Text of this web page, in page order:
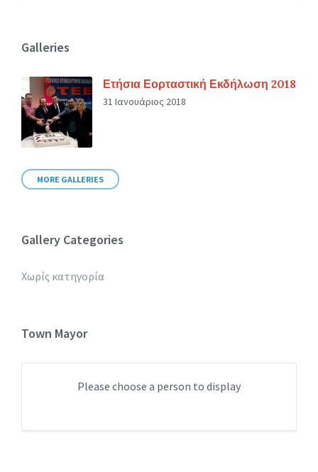
Galleries
Ετήσια Εορταστική Εκδήλωση 2018
31 Ιανουάριος 2018
MORE GALLERIES
Gallery Categories
Χωρίς κατηγορία
Town Mayor
Please choose a person to display